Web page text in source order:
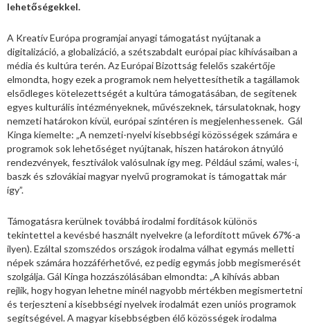
lehetőségekkel.
A Kreatív Európa programjai anyagi támogatást nyújtanak a
digitalizáció, a globalizáció, a szétszabdalt európai piac kihívásaiban a
média és kultúra terén. Az Európai Bizottság felelős szakértője
elmondta, hogy ezek a programok nem helyettesíthetik a tagállamok
elsődleges kötelezettségét a kultúra támogatásában, de segítenek
egyes kulturális intézményeknek, művészeknek, társulatoknak, hogy
nemzeti határokon kívül, európai színtéren is megjelenhessenek. Gál
Kinga kiemelte: „A nemzeti-nyelvi kisebbségi közösségek számára e
programok sok lehetőséget nyújtanak, hiszen határokon átnyúló
rendezvények, fesztiválok valósulnak így meg. Például számi, wales-i,
baszk és szlovákiai magyar nyelvű programokat is támogattak már
így”.
Támogatásra kerülnek továbbá irodalmi fordítások különös
tekintettel a kevésbé használt nyelvekre (a lefordított művek 67%-a
ilyen). Ezáltal szomszédos országok irodalma válhat egymás melletti
népek számára hozzáférhetővé, ez pedig egymás jobb megismerését
szolgálja. Gál Kinga hozzászólásában elmondta: „A kihívás abban
rejlik, hogy hogyan lehetne minél nagyobb mértékben megismertetni
és terjeszteni a kisebbségi nyelvek irodalmát ezen uniós programok
segítségével. A magyar kisebbségben élő közösségek irodalma